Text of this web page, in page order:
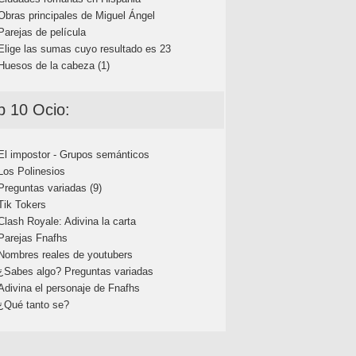
principales de Miguel Ángel
de película
las sumas cuyo resultado es 23
de la cabeza (1)
10 Ocio:
impostor - Grupos semánticos
Polinesios
variadas (9)
Tokers
Royale: Adivina la carta
Fnafhs
reales de youtubers
algo? Preguntas variadas
el personaje de Fnafhs
tanto se?